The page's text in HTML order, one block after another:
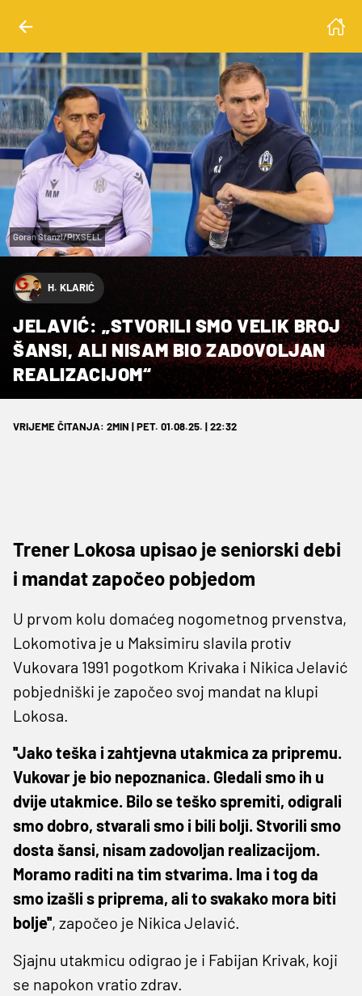
Goran Stanzl/PIXSELL
H. KLARIĆ
JELAVIĆ: „STVORILI SMO VELIK BROJ
ŠANSI, ALI NISAM BIO ZADOVOLJAN
REALIZACIJOM“
VRIJEME ČITANJA: 2MIN | PET. 01.08.25. | 22:32
Trener Lokosa upisao je seniorski debi
i mandat započeo pobjedom
U prvom kolu domaćeg nogometnog prvenstva,
Lokomotiva je u Maksimiru slavila protiv
Vukovara 1991 pogotkom Krivaka i Nikica Jelavić
pobjedniški je započeo svoj mandat na klupi
Lokosa.
''Jako teška i zahtjevna utakmica za pripremu.
Vukovar je bio nepoznanica. Gledali smo ih u
dvije utakmice. Bilo se teško spremiti, odigrali
smo dobro, stvarali smo i bili bolji. Stvorili smo
dosta šansi, nisam zadovoljan realizacijom.
Moramo raditi na tim stvarima. Ima i tog da
smo izašli s priprema, ali to svakako mora biti
bolje'', započeo je Nikica Jelavić.
Sjajnu utakmicu odigrao je i Fabijan Krivak, koji
se napokon vratio zdrav.